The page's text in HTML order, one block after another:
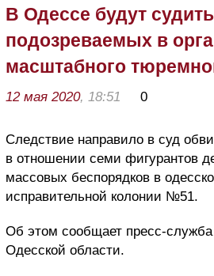
В Одессе будут судить
подозреваемых в
масштабного
12 мая 2020, 18:51 0
Следствие направило в суд
в отношении семи фигурантов
массовых беспорядков в
исправительной колонии №51.
Об этом сообщает пресс-служба
Одесской области.